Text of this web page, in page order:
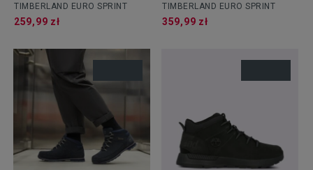
TIMBERLAND EURO SPRINT
259,99 zł
TIMBERLAND EURO SPRINT
359,99 zł